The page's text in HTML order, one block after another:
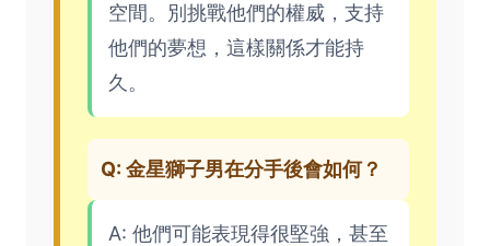
空間。別挑戰他們的權威，支持
他們的夢想，這樣關係才能持
久。
Q: 金星獅子男在分手後會如何？
A: 他們可能表現得很堅強，甚至